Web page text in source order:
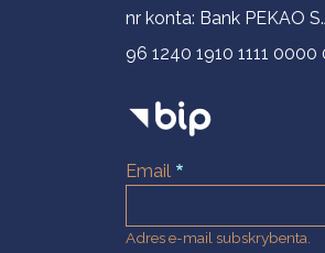
nr konta: Bank PEKAO
96 1240 1910 1111
Email
Adres e-mail subskrybenta.